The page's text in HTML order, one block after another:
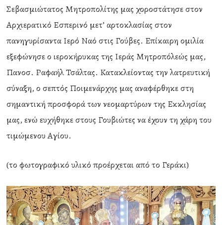
Σεβασμιώτατος Μητροπολίτης μας χοροστάτησε στον
Αρχιερατικό Εσπερινό μετ’ αρτοκλασίας στον
πανηγυρίσαντα Ιερό Ναό στις Γούβες. Επίκαιρη ομιλία
εξεφώνησε ο ιεροκήρυκας της Ιεράς Μητροπόλεώς μας,
Πανοσ. Ραφαήλ Τσάλτας. Κατακλείοντας την λατρευτική
σύναξη, ο σεπτός Ποιμενάρχης μας αναφέρθηκε στη
σημαντική προσφορά των νεομαρτύρων της Εκκλησίας
μας, ενώ ευχήθηκε στους Γουβιώτες να έχουν τη χάρη του
τιμώμενου Αγίου.
(το φωτογραφικό υλικό προέρχεται από το Γεράκι)